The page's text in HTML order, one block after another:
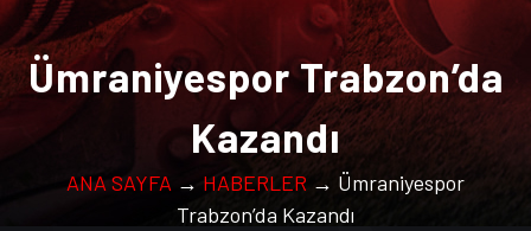
Ümraniyespor Trabzon’da
Kazandı
ANA SAYFA → HABERLER → Ümraniyespor
Trabzon’da Kazandı